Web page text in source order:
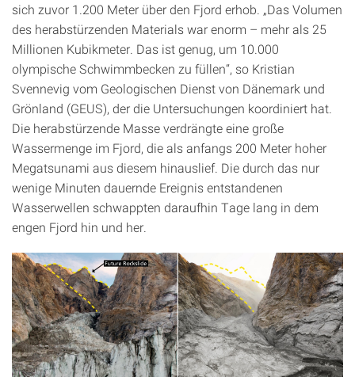
sich zuvor 1.200 Meter über den Fjord erhob. „Das Volumen
des herabstürzenden Materials war enorm – mehr als 25
Millionen Kubikmeter. Das ist genug, um 10.000
olympische Schwimmbecken zu füllen“, so Kristian
Svennevig vom Geologischen Dienst von Dänemark und
Grönland (GEUS), der die Untersuchungen koordiniert hat.
Die herabstürzende Masse verdrängte eine große
Wassermenge im Fjord, die als anfangs 200 Meter hoher
Megatsunami aus diesem hinauslief. Die durch das nur
wenige Minuten dauernde Ereignis entstandenen
Wasserwellen schwappten daraufhin Tage lang in dem
engen Fjord hin und her.